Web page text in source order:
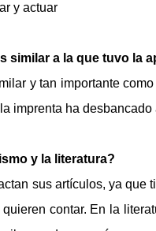
y actuar
similar a la que tuvo la
y tan importante
imprenta ha desbancado
y la literatura?
sus artículos, ya
contar. En la